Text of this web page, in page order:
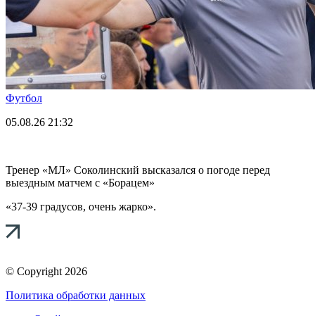
Футбол
05.08.26 21:32
Тренер «МЛ» Соколинский высказался о погоде перед
выездным матчем с «Борацем»
«37-39 градусов, очень жарко».
© Copyright 2026
Политика обработки данных